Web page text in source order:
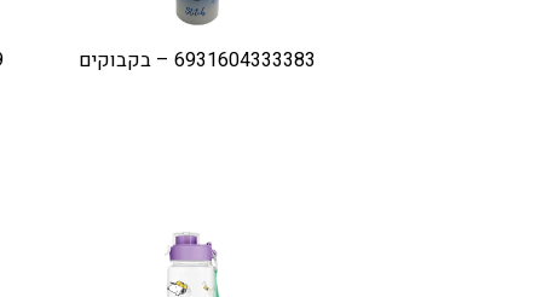
6931604333383 – בקבוקים